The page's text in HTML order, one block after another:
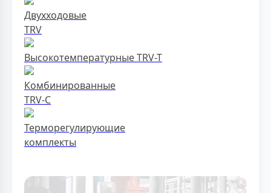
Двухходовые
TRV
Высокотемпературные TRV-T
Комбинированные
TRV-C
Терморегулирующие
комплекты